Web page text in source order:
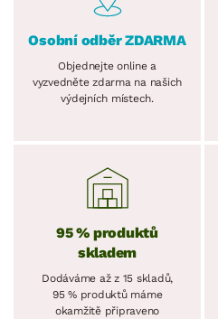
Osobní odběr ZDARMA
Objednejte online a
vyzvedněte zdarma na našich
výdejních místech.
95 % produktů
skladem
Dodáváme až z 15 skladů,
95 % produktů máme
okamžitě připraveno